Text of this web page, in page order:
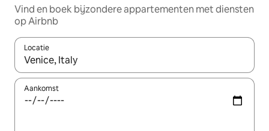
Vind en boek bijzondere appartementen met diensten
op Airbnb
Locatie
Wanneer er resultaten beschikbaar zijn, maak je een keuze
Aankomst